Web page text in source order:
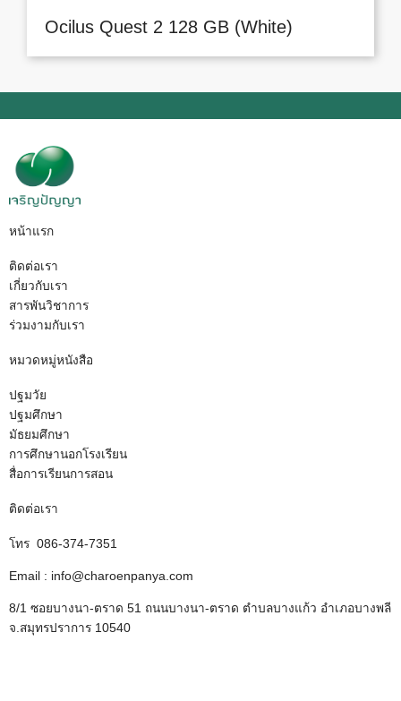
Ocilus Quest 2 128 GB (White)
หน้าแรก
ติดต่อเรา
เกี่ยวกับเรา
สารพันวิชาการ
ร่วมงามกับเรา
หมวดหมู่หนังสือ
ปฐมวัย
ปฐมศึกษา
มัธยมศึกษา
การศึกษานอกโรงเรียน
สื่อการเรียนการสอน
ติดต่อเรา
โทร 086-374-7351
Email : info@charoenpanya.com
8/1 ซอยบางนา-ตราด 51 ถนนบางนา-ตราด ตำบลบางแก้ว อำเภอบางพลี
จ.สมุทรปราการ 10540